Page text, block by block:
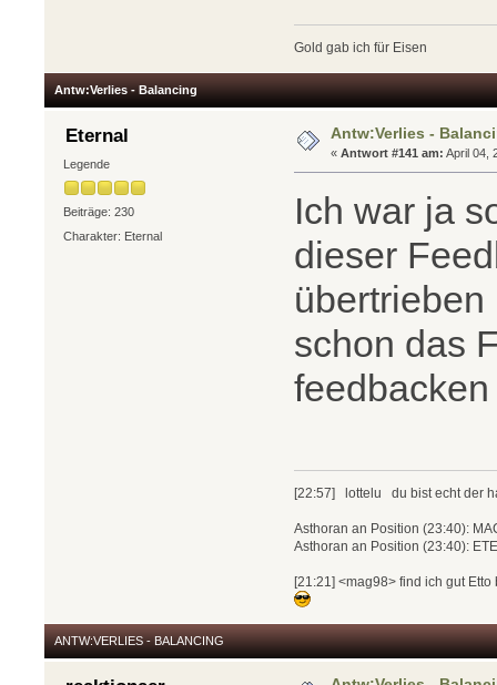
Gold gab ich für Eisen
Antw:Verlies - Balancing
Eternal
Legende
Beiträge: 230
Charakter: Eternal
Antw:Verlies -
«Antwort #141 am: April 04,
Ich war ja
dieser
schon das
[22:57] lottelu du bist echt der
Asthoran an Position (23:40):
Asthoran an Position (23:40):
[21:21] <mag98> find ich gut
ANTW:VERLIES - BALANCING